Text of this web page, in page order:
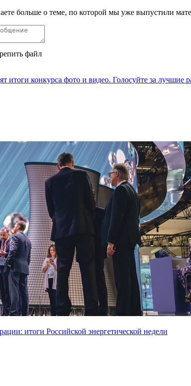
больше о теме, по которой мы уже выпустили
файл
итоги конкурса фото и видео. Голосуйте за
итоги Российской энергетической недели